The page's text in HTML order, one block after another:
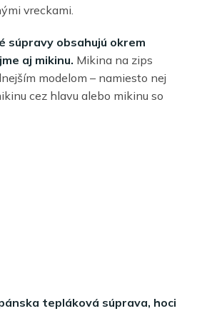
vreckami.
súpravy obsahujú okrem
aj mikinu. Mikina na zips
modelom – namiesto nej
cez hlavu alebo mikinu so
tepláková súprava, hoci